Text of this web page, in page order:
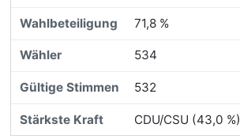
71,8 %
534
532
CDU/CSU (43,0 %)